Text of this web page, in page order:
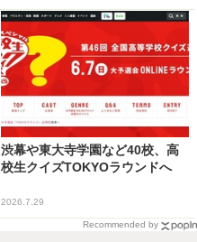
渋幕や東大寺学園など40校、高
校生クイズTOKYOラウンドへ
2026.7.29
Recommended by